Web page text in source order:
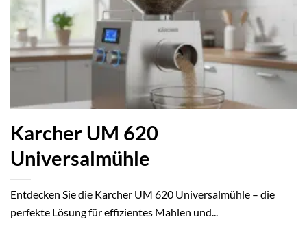
Karcher UM 620
Universalmühle
Entdecken Sie die Karcher UM 620 Universalmühle – die
perfekte Lösung für effizientes Mahlen und...